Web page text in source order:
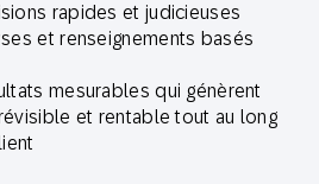
rapides et judicieuses
et renseignements basés
mesurables qui génèrent
et rentable tout au long